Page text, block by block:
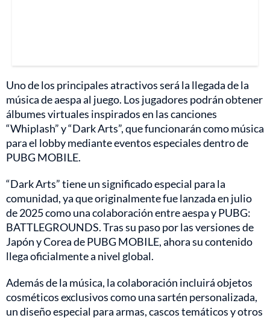
Uno de los principales atractivos será la llegada de la
música de aespa al juego. Los jugadores podrán obtener
álbumes virtuales inspirados en las canciones
“Whiplash” y “Dark Arts”, que funcionarán como música
para el lobby mediante eventos especiales dentro de
PUBG MOBILE.
“Dark Arts” tiene un significado especial para la
comunidad, ya que originalmente fue lanzada en julio
de 2025 como una colaboración entre aespa y PUBG:
BATTLEGROUNDS. Tras su paso por las versiones de
Japón y Corea de PUBG MOBILE, ahora su contenido
llega oficialmente a nivel global.
Además de la música, la colaboración incluirá objetos
cosméticos exclusivos como una sartén personalizada,
un diseño especial para armas, cascos temáticos y otros